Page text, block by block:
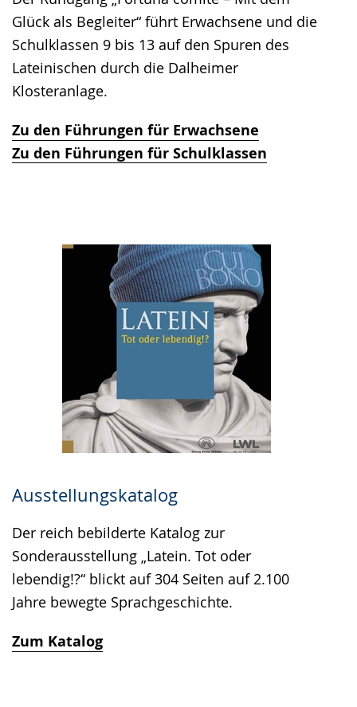
Glück als Begleiter“ führt Erwachsene und die
Schulklassen 9 bis 13 auf den Spuren des
Lateinischen durch die Dalheimer
Klosteranlage.
Zu den Führungen für Erwachsene
Zu den Führungen für Schulklassen
Ausstellungskatalog
Der reich bebilderte Katalog zur
Sonderausstellung „Latein. Tot oder
lebendig!?“ blickt auf 304 Seiten auf 2.100
Jahre bewegte Sprachgeschichte.
Zum Katalog